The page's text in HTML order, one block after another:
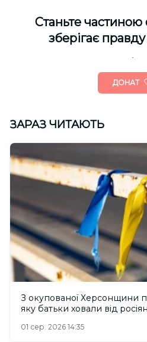
Cтаньте частиною
зберігає
ДОНАТ
ЗАРАЗ ЧИТАЮТЬ
З окупованої Херсонщини
яку батьки ховали від росіян
01 сер. 2026 14:35